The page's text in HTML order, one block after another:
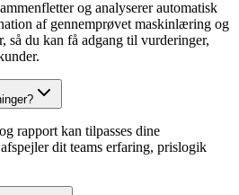
og analyserer automatisk
af gennemprøvet maskinlæring og
så du kan få adgang til vurderinger,
rapport kan tilpasses dine
dit teams erfaring, prislogik